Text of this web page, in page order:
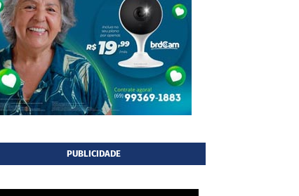
PUBLICIDADE